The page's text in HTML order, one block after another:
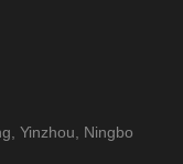
Yinzhou, Ningbo